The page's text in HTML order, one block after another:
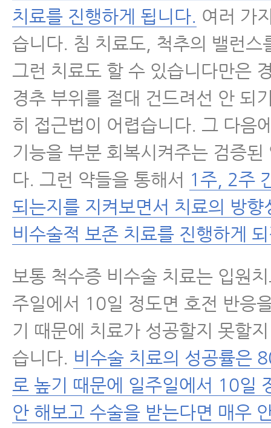
치료를 진행하게 됩니다. 여러 가
습니다. 침 치료도, 척추의 밸런스
그런 치료도 할 수 있습니다만은
경추 부위를 절대 건드려선 안 되
히 접근법이 어렵습니다. 그 다음
기능을 부분 회복시켜주는 검증된
다. 그런 약들을 통해서 1주, 2주
되는지를 지켜보면서 치료의 방향
비수술적 보존 치료를 진행하게
보통 척수증 비수술 치료는 입원
주일에서 10일 정도면 호전 반응
기 때문에 치료가 성공할지 못할
습니다. 비수술 치료의 성공률은
로 높기 때문에 일주일에서 10일
안 해보고 수술을 받는다면 매우